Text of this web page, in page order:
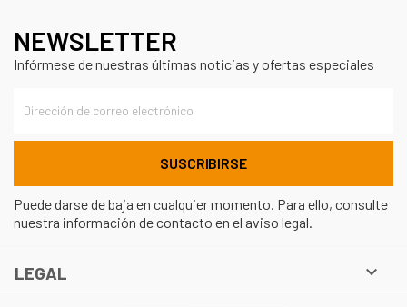
NEWSLETTER
Infórmese de nuestras últimas noticias y ofertas especiales
Puede darse de baja en cualquier momento. Para ello, consulte
nuestra información de contacto en el aviso legal.
LEGAL 